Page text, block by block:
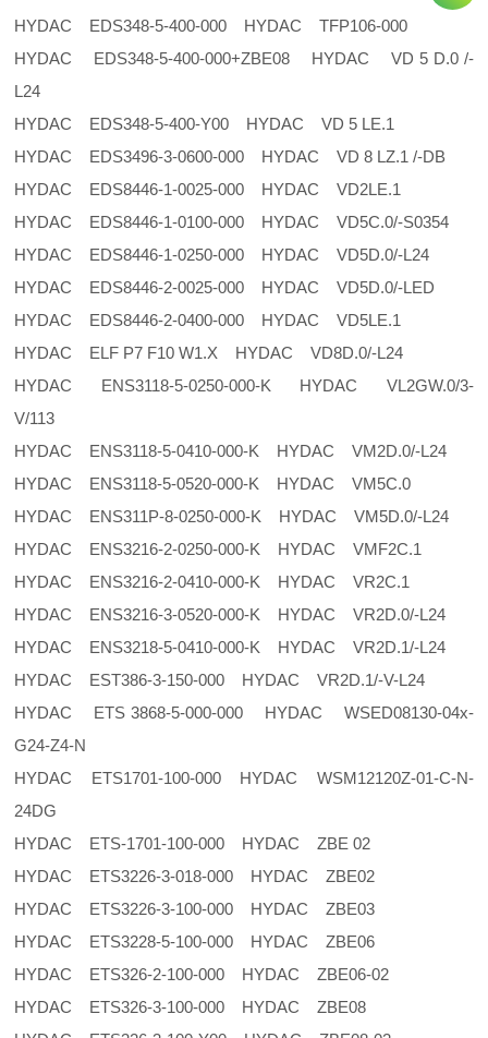
HYDAC EDS348-5-400-000 HYDAC TFP106-000
HYDAC EDS348-5-400-000+ZBE08 HYDAC VD 5 D.0 /-
L24
HYDAC EDS348-5-400-Y00 HYDAC VD 5 LE.1
HYDAC EDS3496-3-0600-000 HYDAC VD 8 LZ.1 /-DB
HYDAC EDS8446-1-0025-000 HYDAC VD2LE.1
HYDAC EDS8446-1-0100-000 HYDAC VD5C.0/-S0354
HYDAC EDS8446-1-0250-000 HYDAC VD5D.0/-L24
HYDAC EDS8446-2-0025-000 HYDAC VD5D.0/-LED
HYDAC EDS8446-2-0400-000 HYDAC VD5LE.1
HYDAC ELF P7 F10 W1.X HYDAC VD8D.0/-L24
HYDAC ENS3118-5-0250-000-K HYDAC VL2GW.0/3-
V/113
HYDAC ENS3118-5-0410-000-K HYDAC VM2D.0/-L24
HYDAC ENS3118-5-0520-000-K HYDAC VM5C.0
HYDAC ENS311P-8-0250-000-K HYDAC VM5D.0/-L24
HYDAC ENS3216-2-0250-000-K HYDAC VMF2C.1
HYDAC ENS3216-2-0410-000-K HYDAC VR2C.1
HYDAC ENS3216-3-0520-000-K HYDAC VR2D.0/-L24
HYDAC ENS3218-5-0410-000-K HYDAC VR2D.1/-L24
HYDAC EST386-3-150-000 HYDAC VR2D.1/-V-L24
HYDAC ETS 3868-5-000-000 HYDAC WSED08130-04x-
G24-Z4-N
HYDAC ETS1701-100-000 HYDAC WSM12120Z-01-C-N-
24DG
HYDAC ETS-1701-100-000 HYDAC ZBE 02
HYDAC ETS3226-3-018-000 HYDAC ZBE02
HYDAC ETS3226-3-100-000 HYDAC ZBE03
HYDAC ETS3228-5-100-000 HYDAC ZBE06
HYDAC ETS326-2-100-000 HYDAC ZBE06-02
HYDAC ETS326-3-100-000 HYDAC ZBE08